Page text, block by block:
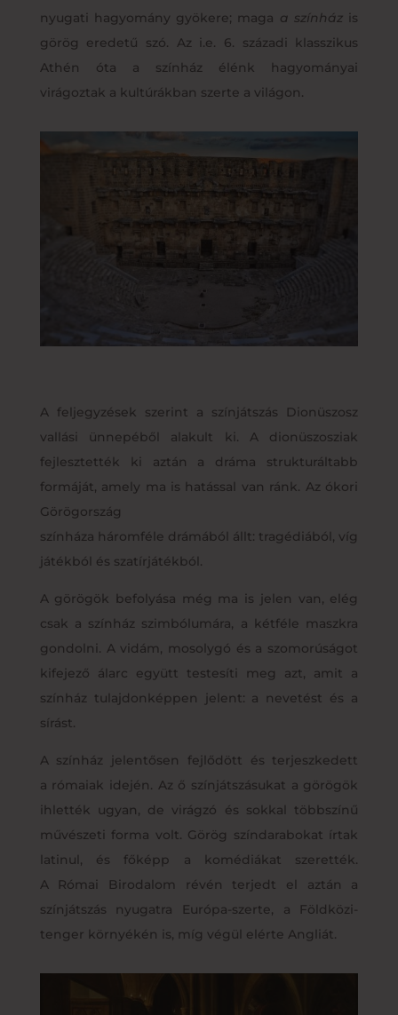
nyugati hagyomány gyökere; maga a színházis
görög eredetű szó. Az i.e. 6. századi klasszikus
Athén óta a színház élénk hagyományai
virágoztak a kultúrákban szerte a világon.
A feljegyzések szerint a színjátszás Dionüszosz
vallási ünnepéből alakult ki. A dionüszosziak
fejlesztették ki aztán a dráma strukturáltabb
formáját, amely ma is hatással van ránk. Az ókori
Görögország
színháza háromféle drámából állt: tragédiából, víg
játékból és szatírjátékból.
A görögök befolyása még ma is jelen van, elég
csak a színház szimbólumára, a kétféle maszkra
gondolni. A vidám, mosolygó és a szomorúságot
kifejező álarc együtt testesíti meg azt, amit a
színház tulajdonképpen jelent: a nevetést és a
sírást.
A színház jelentősen fejlődött és terjeszkedett
a rómaiak idején. Az ő színjátszásukat a görögök
ihlették ugyan, de virágzó és sokkal többszínű
művészeti forma volt. Görög színdarabokat írtak
latinul, és főképp a komédiákat szerették.
A Római Birodalom révén terjedt el aztán a
színjátszás nyugatra Európa-szerte, a Földközi-
tenger környékén is, míg végül elérte Angliát.